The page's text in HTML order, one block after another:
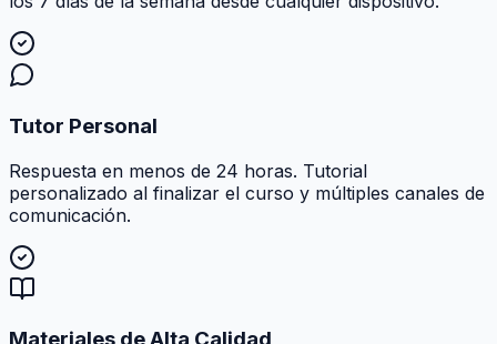
Tutor Personal
Respuesta en menos de 24 horas. Tutorial
personalizado al finalizar el curso y múltiples canales de
comunicación.